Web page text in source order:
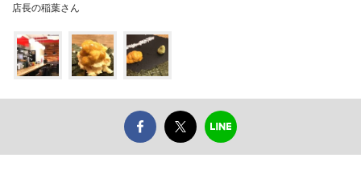
店長の稲葉さん